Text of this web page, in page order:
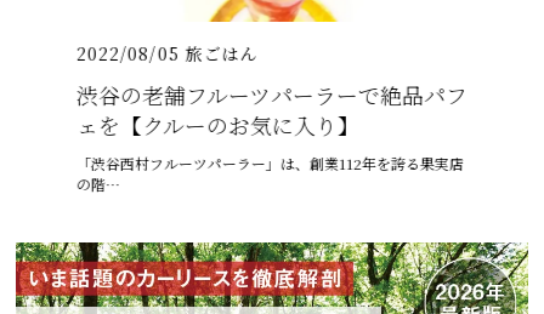
2022/08/05 旅ごはん
渋谷の老舗フルーツパーラーで絶品パフ
ェを【クルーのお気に入り】
「渋谷西村フルーツパーラー」は、創業112年を誇る果実店
の階…